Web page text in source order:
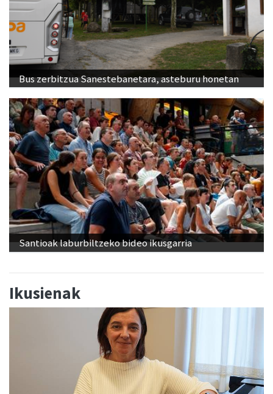
Bus zerbitzua Sanestebanetara, asteburu honetan
Santioak laburbiltzeko bideo ikusgarria
Ikusienak